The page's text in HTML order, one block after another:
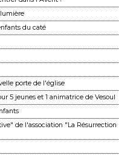
du caté
porte de l'église
5 jeunes et 1 animatrice de Vesoul
de l'association "La Résurrection